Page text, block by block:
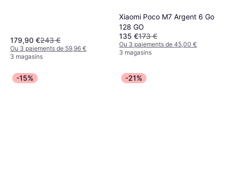
179,90 €243 €
Ou 3 paiements de 59,96 €
3 magasins
Xiaomi Poco M7 Argent 6 Go
128 GO
135 €173 €
Ou 3 paiements de 45,00 €
3 magasins
-15% -21%